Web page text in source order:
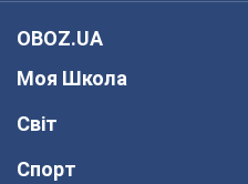
OBOZ.UA
Моя Школа
Світ
Спорт